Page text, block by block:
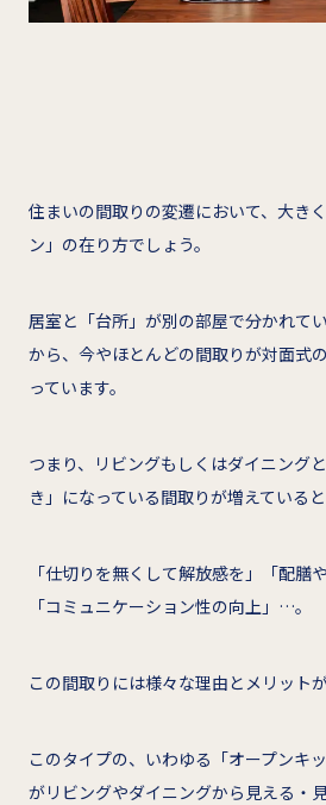
住まいの間取りの変遷において、大き
ン」の在り方でしょう。
居室と「台所」が別の部屋で分かれて
から、今やほとんどの間取りが対面式
っています。
つまり、リビングもしくはダイニング
き」になっている間取りが増えていると
「仕切りを無くして解放感を」「配膳
「コミュニケーション性の向上」…。
この間取りには様々な理由とメリット
このタイプの、いわゆる「オープンキ
がリビングやダイニングから見える・